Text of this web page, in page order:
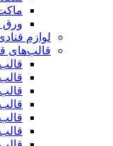
ورق
لوازم
قالب‌های